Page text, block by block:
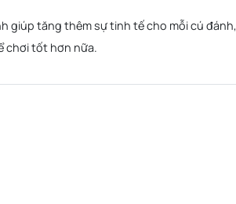
giúp tăng thêm sự tinh tế cho mỗi cú đánh,
chơi tốt hơn nữa.